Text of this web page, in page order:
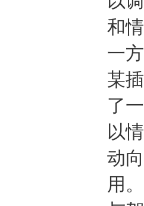
和
一
某
了
以
动
用